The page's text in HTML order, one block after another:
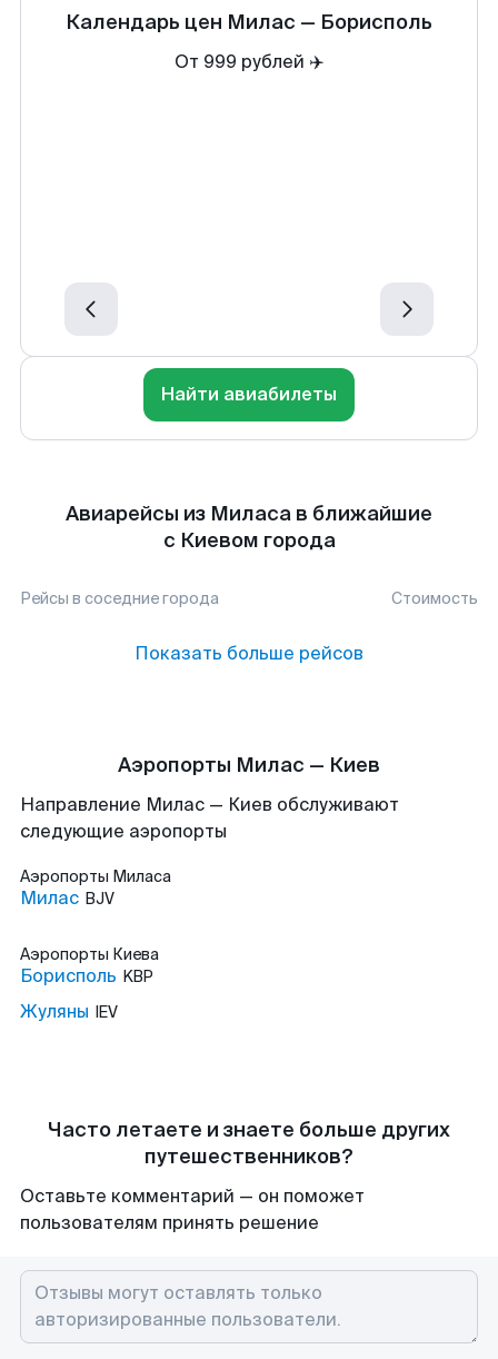
Календарь цен Милас — Борисполь
От 999 рублей ✈️
Найти авиабилеты
Авиарейсы из Миласа в ближайшие
с Киевом города
Рейсы в соседние города Стоимость
Показать больше рейсов
Аэропорты Милас — Киев
Направление Милас — Киев обслуживают
следующие аэропорты
Аэропорты Миласа
Милас BJV
Аэропорты Киева
Борисполь KBP
Жуляны IEV
Часто летаете и знаете больше других
путешественников?
Оставьте комментарий — он поможет
пользователям принять решение